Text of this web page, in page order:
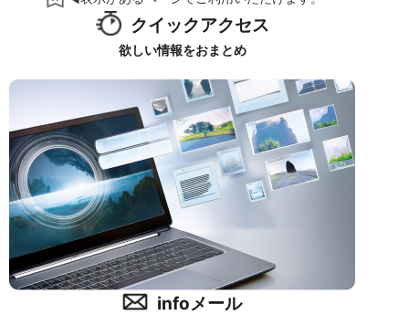
クイックアクセス
欲しい情報をおまとめ
infoメール